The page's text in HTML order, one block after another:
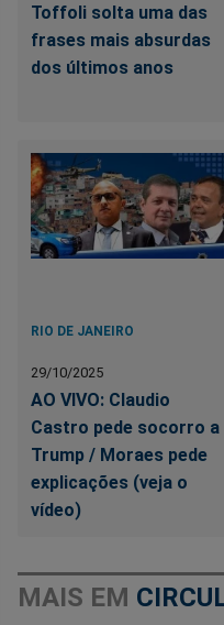
Toffoli solta uma das
frases mais absurdas
dos últimos anos
RIO DE JANEIRO
29/10/2025
AO VIVO: Claudio
Castro pede socorro a
Trump / Moraes pede
explicações (veja o
vídeo)
MAIS EM